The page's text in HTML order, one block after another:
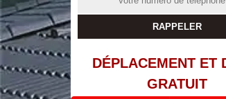
DÉPLACEMENT ET
GRATUIT